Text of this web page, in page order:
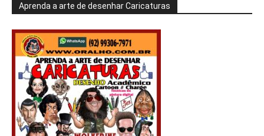
Aprenda a arte de desenhar Caricaturas